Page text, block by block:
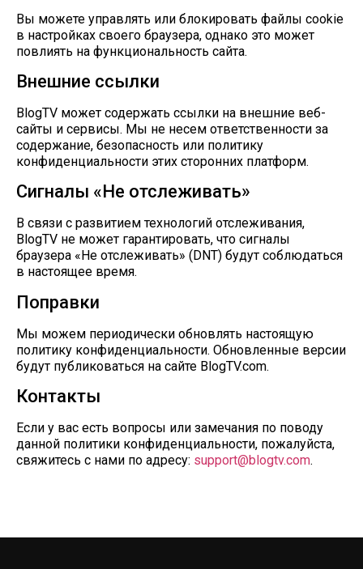
Вы можете управлять или блокировать файлы cookie
в настройках своего браузера, однако это может
повлиять на функциональность сайта.
Внешние ссылки
BlogTV может содержать ссылки на внешние веб-
сайты и сервисы. Мы не несем ответственности за
содержание, безопасность или политику
конфиденциальности этих сторонних платформ.
Сигналы «Не отслеживать»
В связи с развитием технологий отслеживания,
BlogTV не может гарантировать, что сигналы
браузера «Не отслеживать» (DNT) будут соблюдаться
в настоящее время.
Поправки
Мы можем периодически обновлять настоящую
политику конфиденциальности. Обновленные версии
будут публиковаться на сайте BlogTV.com.
Контакты
Если у вас есть вопросы или замечания по поводу
данной политики конфиденциальности, пожалуйста,
свяжитесь с нами по адресу: support@blogtv.com.